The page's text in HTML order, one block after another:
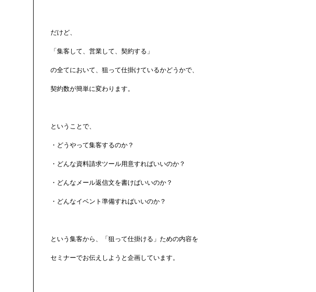
だけど、
「集客して、営業して、契約する」
の全てにおいて、狙って仕掛けているかどうかで、
契約数が簡単に変わります。
ということで、
・どうやって集客するのか？
・どんな資料請求ツール用意すればいいのか？
・どんなメール返信文を書けばいいのか？
・どんなイベント準備すればいいのか？
という集客から、「狙って仕掛ける」ための内容を
セミナーでお伝えしようと企画しています。